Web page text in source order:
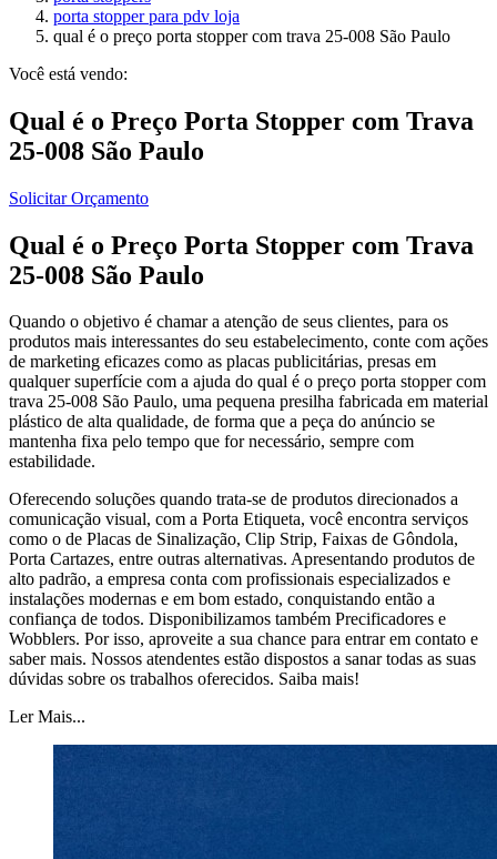
porta stopper para pdv loja
qual é o preço porta stopper com trava 25-008 São Paulo
Você está vendo:
Qual é o Preço Porta Stopper com Trava
25-008 São Paulo
Solicitar Orçamento
Qual é o Preço Porta Stopper com Trava
25-008 São Paulo
Quando o objetivo é chamar a atenção de seus clientes, para os
produtos mais interessantes do seu estabelecimento, conte com ações
de marketing eficazes como as placas publicitárias, presas em
qualquer superfície com a ajuda do qual é o preço porta stopper com
trava 25-008 São Paulo, uma pequena presilha fabricada em material
plástico de alta qualidade, de forma que a peça do anúncio se
mantenha fixa pelo tempo que for necessário, sempre com
estabilidade.
Oferecendo soluções quando trata-se de produtos direcionados a
comunicação visual, com a Porta Etiqueta, você encontra serviços
como o de Placas de Sinalização, Clip Strip, Faixas de Gôndola,
Porta Cartazes, entre outras alternativas. Apresentando produtos de
alto padrão, a empresa conta com profissionais especializados e
instalações modernas e em bom estado, conquistando então a
confiança de todos. Disponibilizamos também Precificadores e
Wobblers. Por isso, aproveite a sua chance para entrar em contato e
saber mais. Nossos atendentes estão dispostos a sanar todas as suas
dúvidas sobre os trabalhos oferecidos. Saiba mais!
Ler Mais...